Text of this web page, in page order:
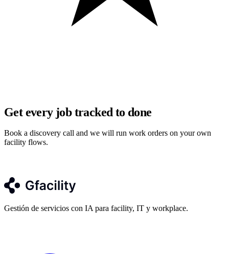
Get every job tracked to done
Book a discovery call and we will run work orders on your own
facility flows.
Gestión de servicios con IA para facility, IT y workplace.